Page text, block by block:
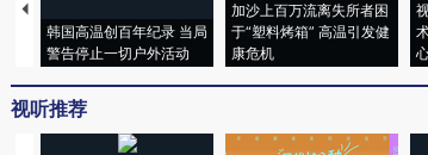
韩国高温创百年纪录 当局
警告停止一切户外活动
加沙上百万流离失所者困
于“塑料烤箱” 高温引发健
康危机
视听推荐